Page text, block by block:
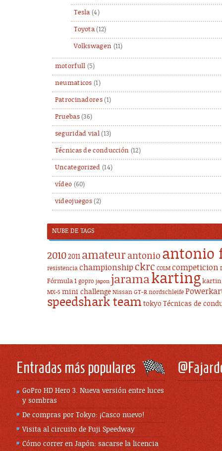
Tesla (4)
Toyota (12)
Volkswagen (11)
motorfull (5)
neumaticos (1)
Patrocinadores(1)
Pruebas(36)
seguridad vial(13)
Técnicas de conducción (12)
Uncategorized (14)
vídeo (60)
videojuegos (2)
NUBE DE TAGS
20102011 amateur antonio antonio
resistencia championship ckrc COLM competicion
Fórmula 1 gopro japon jaramakarting
MX-5 mini challenge Nissan GT-R nordschleife
speedshark team tokyo Técnicas de
Entradas más populares
GoPro HD Hero 3. Nueva versión entre luces
y sombras
De compras por Tokyo: ¡Casco nuevo!
Visita al circuito de Fuji Speedway
Cómo correr en Japón: sacarse la licencia